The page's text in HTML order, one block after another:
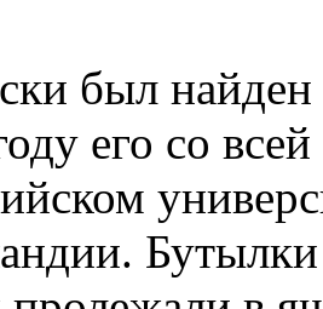
был найден
его со